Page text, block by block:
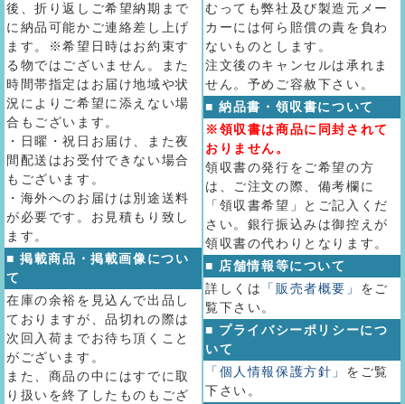
後、折り返しご希望納期まで
に納品可能かご連絡差し上げ
ます。※希望日時はお約束す
る物ではございません。また
時間帯指定はお届け地域や状
況によりご希望に添えない場
合もございます。
・日曜・祝日お届け、また夜
間配送はお受付できない場合
もございます。
・海外へのお届けは別途送料
が必要です。お見積もり致し
ます。
■ 掲載商品・掲載画像につい
て
在庫の余裕を見込んで出品し
ておりますが、品切れの際は
次回入荷までお待ち頂くこと
がございます。
また、商品の中にはすでに取
り扱いを終了したものもござ
むっても弊社及び製造元メー
カーには何ら賠償の責を負わ
ないものとします。
注文後のキャンセルは承れま
せん。予めご容赦下さい。
■ 納品書・領収書について
※領収書は商品に同封されて
おりません。
領収書の発行をご希望の方
は、ご注文の際、備考欄に
「領収書希望」とご記入くだ
さい。銀行振込みは御控えが
領収書の代わりとなります。
■ 店舗情報等について
詳しくは
「販売者概要」 をご
覧下さい。
■ プライバシーポリシーにつ
いて
「個人情報保護方針」 をご覧
下さい。